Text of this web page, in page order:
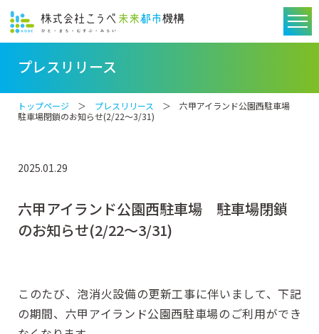
プレスリリース
トップページ ＞ プレスリリース
＞ 六甲アイランド公園西駐車場
駐車場閉鎖のお知らせ(2/22～3/31)
2025.01.29
六甲アイランド公園西駐車場 駐車場閉鎖
のお知らせ(2/22～3/31)
このたび、泡消火設備の更新工事に伴いまして、下記
の期間、六甲アイランド公園西駐車場のご利用ができ